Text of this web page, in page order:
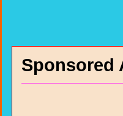
Sponsored